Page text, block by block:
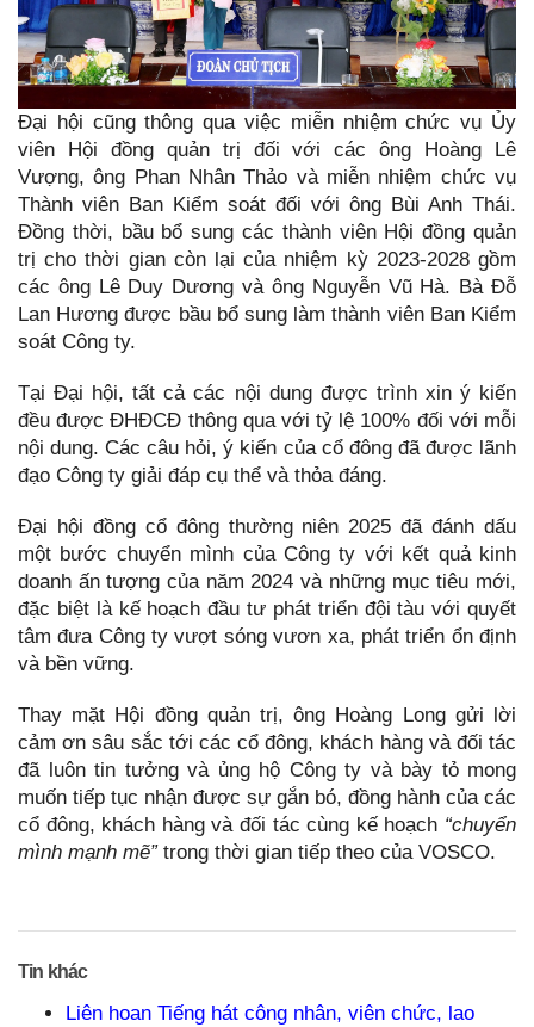
Đại hội cũng thông qua việc miễn nhiệm chức vụ Ủy
viên Hội đồng quản trị đối với các ông Hoàng Lê
Vượng, ông Phan Nhân Thảo và miễn nhiệm chức vụ
Thành viên Ban Kiểm soát đối với ông Bùi Anh Thái.
Đồng thời, bầu bổ sung các thành viên Hội đồng quản
trị cho thời gian còn lại của nhiệm kỳ 2023-2028 gồm
các ông Lê Duy Dương và ông Nguyễn Vũ Hà. Bà Đỗ
Lan Hương được bầu bổ sung làm thành viên Ban Kiểm
soát Công ty.
Tại Đại hội, tất cả các nội dung được trình xin ý kiến
đều được ĐHĐCĐ thông qua với tỷ lệ 100% đối với mỗi
nội dung. Các câu hỏi, ý kiến của cổ đông đã được lãnh
đạo Công ty giải đáp cụ thể và thỏa đáng.
Đại hội đồng cổ đông thường niên 2025 đã đánh dấu
một bước chuyển mình của Công ty với kết quả kinh
doanh ấn tượng của năm 2024 và những mục tiêu mới,
đặc biệt là kế hoạch đầu tư phát triển đội tàu với quyết
tâm đưa Công ty vượt sóng vươn xa, phát triển ổn định
và bền vững.
Thay mặt Hội đồng quản trị, ông Hoàng Long gửi lời
cảm ơn sâu sắc tới các cổ đông, khách hàng và đối tác
đã luôn tin tưởng và ủng hộ Công ty và bày tỏ mong
muốn tiếp tục nhận được sự gắn bó, đồng hành của các
cổ đông, khách hàng và đối tác cùng kế hoạch “chuyển
mình mạnh mẽ”trong thời gian tiếp theo của VOSCO.
Tin khác
Liên hoan Tiếng hát công nhân, viên chức, lao